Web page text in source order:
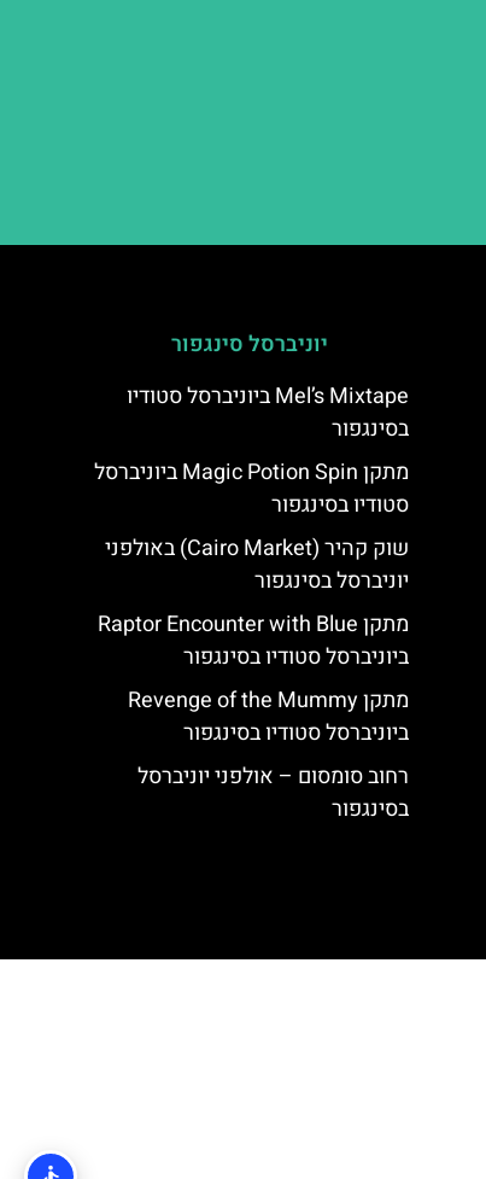
יוניברסל סינגפור
Mel’s Mixtape ביוניברסל סטודיו
בסינגפור
מתקן Magic Potion Spin ביוניברסל
סטודיו בסינגפור
שוק קהיר (Cairo Market) באולפני
יוניברסל בסינגפור
מתקן Raptor Encounter with Blue
ביוניברסל סטודיו בסינגפור
מתקן Revenge of the Mummy
ביוניברסל סטודיו בסינגפור
רחוב סומסום – אולפני יוניברסל
בסינגפור